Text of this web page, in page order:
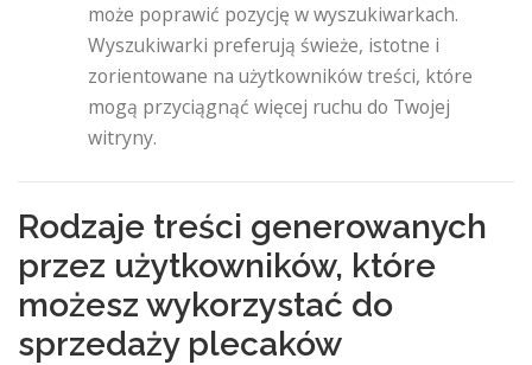
może poprawić pozycję w wyszukiwarkach.
Wyszukiwarki preferują świeże, istotne i
zorientowane na użytkowników treści, które
mogą przyciągnąć więcej ruchu do Twojej
witryny.
Rodzaje treści generowanych
przez użytkowników, które
możesz wykorzystać do
sprzedaży plecaków